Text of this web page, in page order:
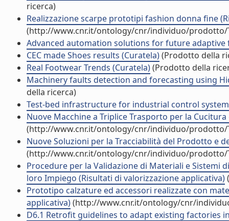
ricerca)
Realizzazione scarpe prototipi fashion donna fine
(http://www.cnr.it/ontology/cnr/individuo/prodotto/
Advanced automation solutions for future adaptive
CEC made Shoes results (Curatela)(Prodotto della
Real Footwear Trends (Curatela)(Prodotto della
Machinery faults detection and forecasting using
della ricerca)
Test-bed infrastructure for industrial control
Nuove Macchine a Triplice Trasporto per la
(http://www.cnr.it/ontology/cnr/individuo/prodotto/
Nuove Soluzioni per la Tracciabilità del Prodotto e
(http://www.cnr.it/ontology/cnr/individuo/prodotto/
Procedure per la Validazione di Materiali e Sistemi
loro Impiego (Risultati di valorizzazione applicativa)
Prototipo calzature ed accessori realizzate con
applicativa)(http://www.cnr.it/ontology/cnr/
D6.1 Retrofit guidelines to adapt existing factories